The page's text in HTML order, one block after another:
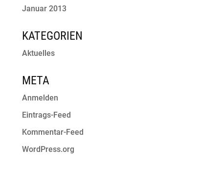
Januar 2013
KATEGORIEN
Aktuelles
META
Anmelden
Eintrags-Feed
Kommentar-Feed
WordPress.org